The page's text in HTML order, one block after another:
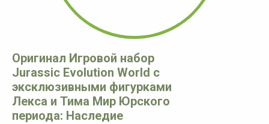
Оригинал Игровой набор
Jurassic Evolution World с
эксклюзивными фигурками
Лекса и Тима Мир Юрского
периода: Наследие